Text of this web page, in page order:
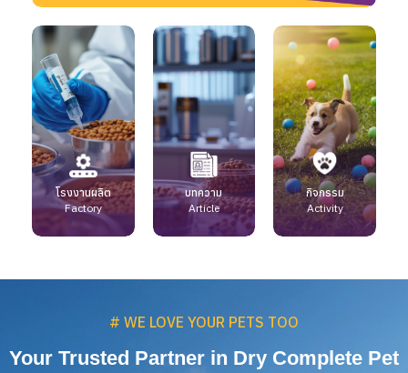
โรงงานผลิต
Factory
บทความ
Article
กิจกรรม
Activity
# WE LOVE YOUR PETS TOO
Your Trusted Partner in Dry Complete Pet